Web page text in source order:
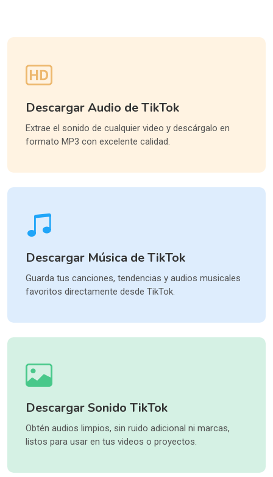
Descargar Audio de TikTok
Extrae el sonido de cualquier video y descárgalo en
formato MP3 con excelente calidad.
Descargar Música de TikTok
Guarda tus canciones, tendencias y audios musicales
favoritos directamente desde TikTok.
Descargar Sonido TikTok
Obtén audios limpios, sin ruido adicional ni marcas,
listos para usar en tus videos o proyectos.